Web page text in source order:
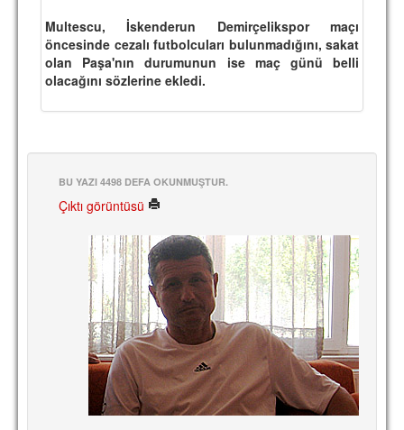
TARİHİ BAŞARILAR
BASINDAN
KUPA MAÇLARI
ESKi BAŞKANLAR
ESKİ HOCALAR
MİSYON
HAKKIMIZDA
İRTİBAT
SİTE İSTATİSTİKLERİ
REKLAM YAYINI
Multescu, İskenderun Demirçelikspor maçı
öncesinde cezalı futbolcuları bulunmadığını, sakat
olan Paşa'nın durumunun ise maç günü belli
olacağını sözlerine ekledi.
BU YAZI 4498 DEFA OKUNMUŞTUR.
Çıktı görüntüsü